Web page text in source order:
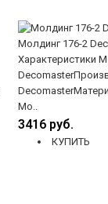
Молдинг 176-2
Характеристики
Мо..
3416 руб.
КУПИТЬ